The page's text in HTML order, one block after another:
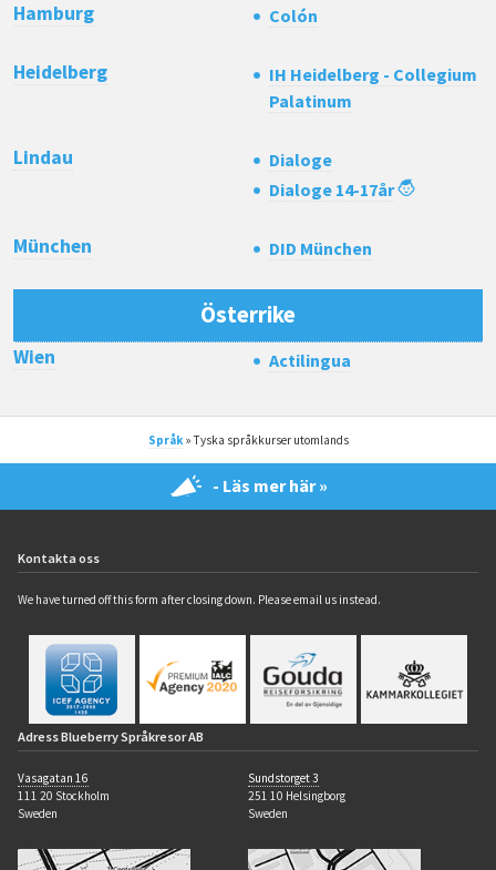
Hamburg Colón
Heidelberg
IH Heidelberg - Collegium
Palatinum
Lindau
Dialoge
Dialoge 14-17år
München DID München
Österrike
Wien Actilingua
Språk» Tyska språkkurser utomlands
- Läs mer här »
Kontakta oss
We have turned off this form after closing down. Please email us instead.
Adress Blueberry Språkresor AB
Vasagatan 16
111 20 Stockholm
Sweden
Sundstorget 3
251 10 Helsingborg
Sweden